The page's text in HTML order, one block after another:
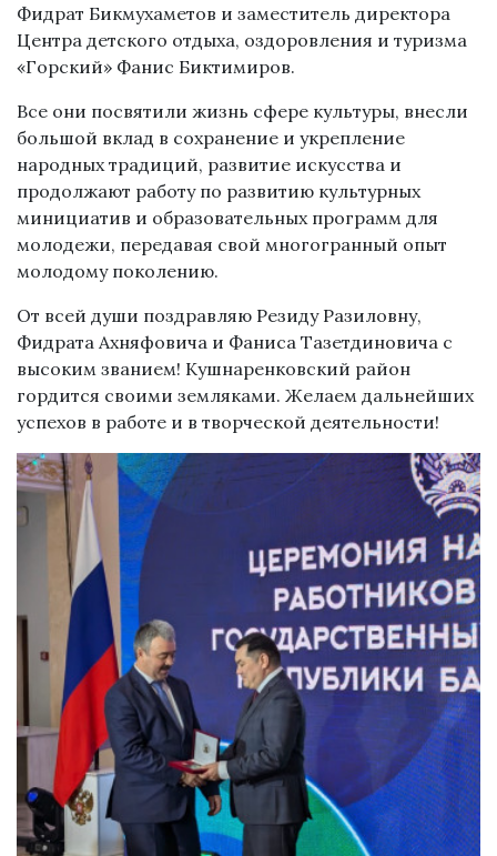
Фидрат Бикмухаметов и заместитель директора
Центра детского отдыха, оздоровления и туризма
«Горский» Фанис Биктимиров.
Все они посвятили жизнь сфере культуры, внесли
большой вклад в сохранение и укрепление
народных традиций, развитие искусства и
продолжают работу по развитию культурных
минициатив и образовательных программ для
молодежи, передавая свой многогранный опыт
молодому поколению.
От всей души поздравляю Резиду Разиловну,
Фидрата Ахняфовича и Фаниса Тазетдиновича с
высоким званием! Кушнаренковский район
гордится своими земляками. Желаем дальнейших
успехов в работе и в творческой деятельности!